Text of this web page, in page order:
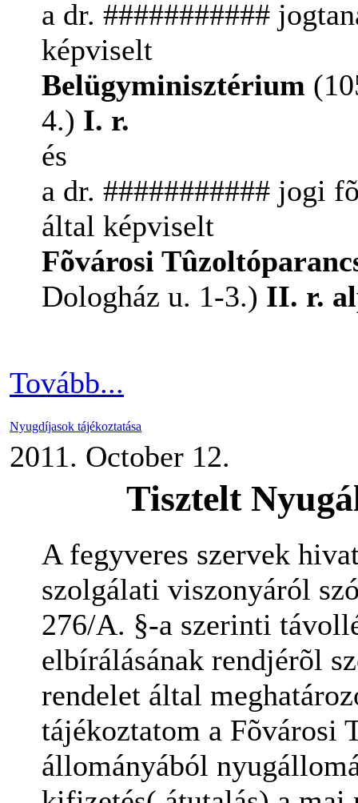
a dr. ###########
képviselt
Belügyminisztérium
4.) I. r.
és
a dr. ########### jogi
által képviselt
Fõvárosi
Dologház u. 1-3.) II. r.
Tovább...
Nyugdíjasok tájékoztatása
2011. October 12.
Tisztelt
A fegyveres szervek
szolgálati viszonyáról
276/A. §-a szerinti
elbírálásának rendjérõl
rendelet által
tájékoztatom a Fõvárosi
állományából